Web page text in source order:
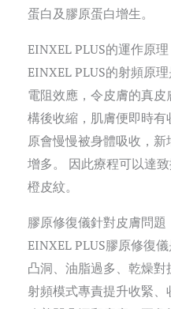
蛋白及膠原蛋白增生。
EINXEL PLUS的運作原理
EINXEL PLUS的射頻原
電阻效應，令皮膚的真
構後收縮，肌膚便即時
原會慢慢被身體吸收，
增多。 因此療程可以達
橙皮紋。
膠原修復儀針對皮膚問題
EINXEL PLUS膠原修復
凸洞、油脂過多、乾燥
射頻模式專責提升收緊、